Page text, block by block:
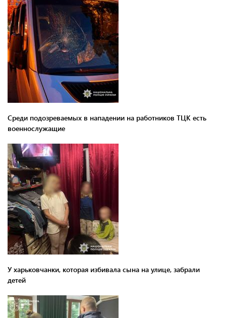
Среди подозреваемых в нападении на работников ТЦК есть
военнослужащие
У харьковчанки, которая избивала сына на улице, забрали
детей